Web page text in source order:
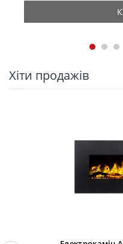
Хіти продажів